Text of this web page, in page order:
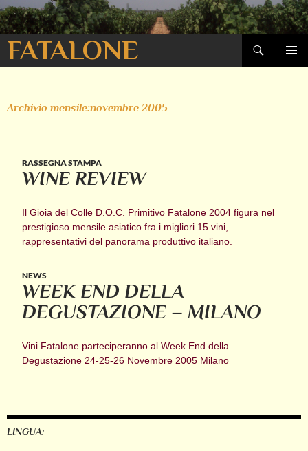
FATALONE
Cerca
VAI
Archivio mensile:novembre 2005
RASSEGNA STAMPA
WINE REVIEW
Il Gioia del Colle D.O.C. Primitivo Fatalone 2004 figura nel
prestigioso mensile asiatico fra i migliori 15 vini,
rappresentativi del panorama produttivo italiano.
NEWS
WEEK END DELLA
DEGUSTAZIONE – MILANO
Vini Fatalone parteciperanno al Week End della
Degustazione 24-25-26 Novembre 2005 Milano
LINGUA: